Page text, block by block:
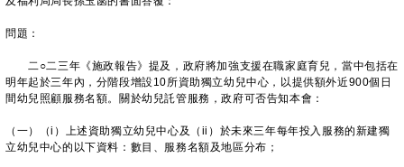
問題：
二○二三年《施政報告》提及，政府將加強支援在職家庭育兒，當中包括在
明年起於三年內，分階段增設10所資助獨立幼兒中心，以提供額外近900個日
間幼兒照顧服務名額。關於幼兒託管服務，政府可否告知本會：
（一）（i）上述資助獨立幼兒中心及（ii）於未來三年每年投入服務的新建獨
立幼兒中心的以下資料：數目、服務名額及地區分布；